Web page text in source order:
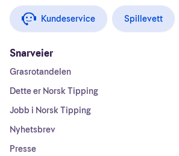
Kundeservice Spillevett
Snarveier
Grasrotandelen
Dette er Norsk Tipping
Jobb i Norsk Tipping
Nyhetsbrev
Presse